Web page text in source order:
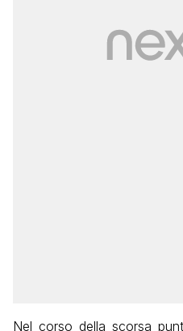
Nel corso della scorsa